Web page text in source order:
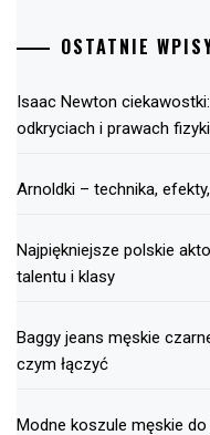
OSTATNIE
Isaac Newton
odkryciach i prawach fizyki
Arnoldki – technika,
Najpiękniejsze polskie
talentu i klasy
Baggy jeans męskie
czym łączyć
Modne koszule męskie